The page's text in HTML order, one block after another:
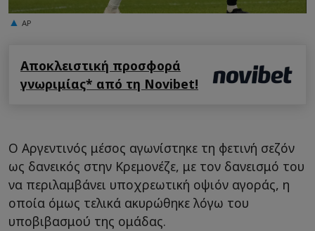
AP
Αποκλειστική προσφορά
γνωριμίας* από τη Novibet!
Ο Αργεντινός μέσος αγωνίστηκε τη φετινή σεζόν
ως δανεικός στην Κρεμονέζε, με τον δανεισμό του
να περιλαμβάνει υποχρεωτική οψιόν αγοράς, η
οποία όμως τελικά ακυρώθηκε λόγω του
υποβιβασμού της ομάδας.